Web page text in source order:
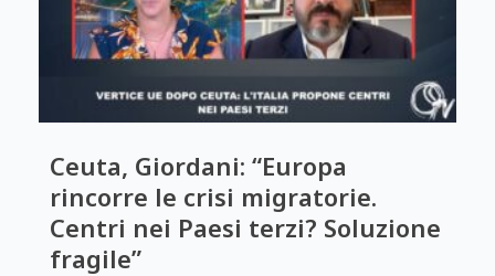
Ceuta, Giordani: “Europa
rincorre le crisi migratorie.
Centri nei Paesi terzi? Soluzione
fragile”